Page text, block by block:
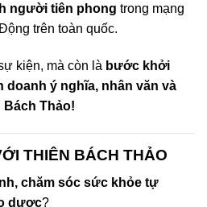
người tiên phong trong mạng
trên toàn quốc.
kiện, mà còn là bước khởi
doanh ý nghĩa, nhân văn và
Thảo!
THIÊN BÁCH THẢO
chăm sóc sức khỏe tự
dược?